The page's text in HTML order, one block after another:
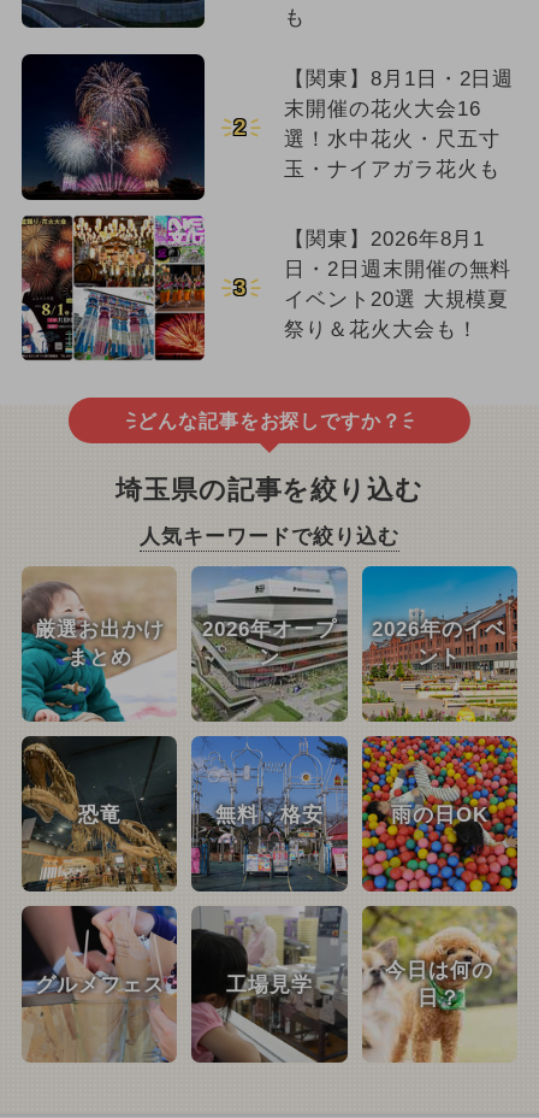
も
2
【関東】8月1日・2日週
末開催の花火大会16
選！水中花火・尺五寸
玉・ナイアガラ花火も
3
【関東】2026年8月1
日・2日週末開催の無料
イベント20選 大規模夏
祭り＆花火大会も！
どんな記事をお探しですか？
埼玉県の記事を絞り込む
人気キーワードで絞り込む
厳選お出かけ
まとめ
2026年オープ
ン
2026年のイベ
ント
恐竜 無料・格安 雨の日OK
グルメフェス 工場見学
今日は何の
日？